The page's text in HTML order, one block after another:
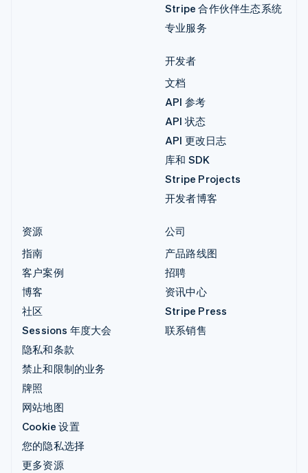
Stripe 合作伙伴生态系统
专业服务
开发者
文档
API 参考
API 状态
API 更改日志
库和 SDK
Stripe Projects
开发者博客
资源
指南
客户案例
博客
社区
Sessions 年度大会
隐私和条款
禁止和限制的业务
牌照
网站地图
Cookie 设置
您的隐私选择
更多资源
公司
产品路线图
招聘
资讯中心
Stripe Press
联系销售